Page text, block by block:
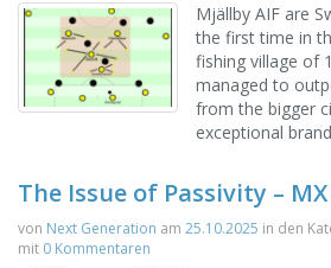
Mjällby AIF are
the first time in
fishing village of
managed to
from the bigger
exceptional
The Issue of Passivity – MX
von Next Generation am 25.10.2025 in den
mit 0 Kommentaren